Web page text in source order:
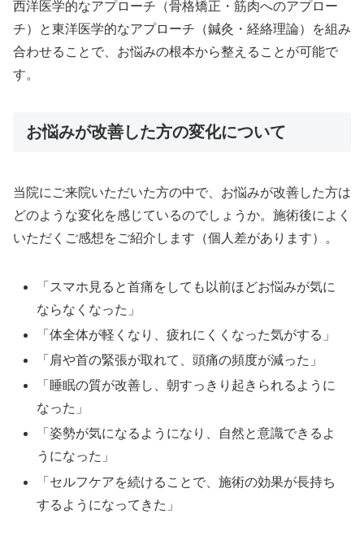
西洋医学的なアプローチ（骨格矯正・筋肉へのアプロー
チ）と東洋医学的なアプローチ（鍼灸・経絡理論）を組み
合わせることで、お悩みの根本から整えることが可能で
す。
お悩みが改善した方の変化について
当院にご来院いただいた方の中で、お悩みが改善した方は
どのような変化を感じているのでしょうか。施術後によく
いただくご感想をご紹介します（個人差があります）。
「スマホ見ると首痛をしても以前ほどお悩みが気に
ならなくなった」
「体全体が軽くなり、疲れにくくなった気がする」
「肩や首の緊張が取れて、頭痛の頻度が減った」
「睡眠の質が改善し、朝すっきり起きられるように
なった」
「姿勢が気になるようになり、自然と意識できるよ
うになった」
「セルフケアを続けることで、施術の効果が長持ち
するようになってきた」